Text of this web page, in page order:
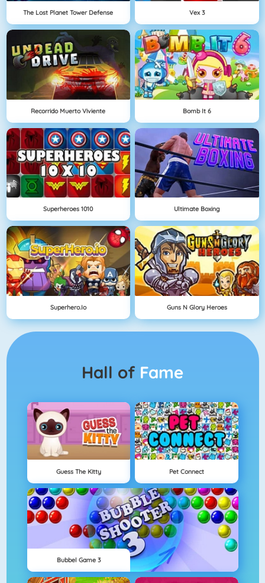
The Lost Planet Tower Defense Vex 3
Recorrido Muerto Viviente Bomb It 6
Superheroes 1010 Ultimate Boxing
Superhero.io Guns N Glory Heroes
Hall of Fame
Guess The Kitty Pet Connect
Bubbel Game 3